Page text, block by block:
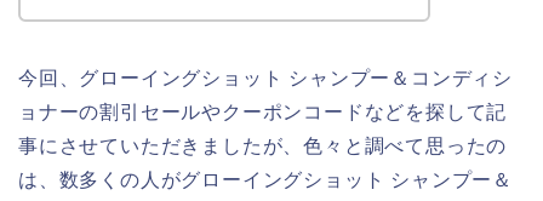
今回、グローイングショット シャンプー＆コンディシ
ョナーの割引セールやクーポンコードなどを探して記
事にさせていただきましたが、色々と調べて思ったの
は、数多くの人がグローイングショット シャンプー＆